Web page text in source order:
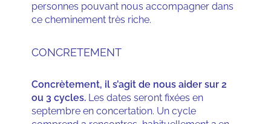
personnes pouvant nous accompagner dans
ce cheminement très riche.
CONCRETEMENT
Concrètement, il s’agit de nous aider sur 2
ou 3 cycles. Les dates seront fixées en
septembre en concertation. Un cycle